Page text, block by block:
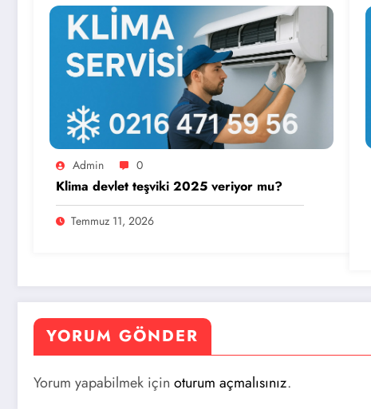
Admin 0
Klima devlet teşviki 2025 veriyor mu?
Temmuz 11, 2026
YORUM GÖNDER
Yorum yapabilmek için oturum açmalısınız.